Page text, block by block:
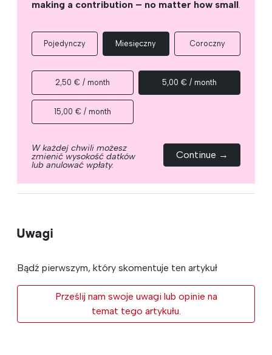
making a contribution – no matter how small.
Pojedynczy Miesięczny Coroczny
2,50 € / month 5,00 € / month
15,00 € / month
W każdej chwili możesz
zmienić wysokość datków
lub anulować wpłaty.
Continue →
Uwagi
Bądź pierwszym, który skomentuje ten artykuł
Prześlij nam swoje uwagi lub opinie na
temat tego artykułu.